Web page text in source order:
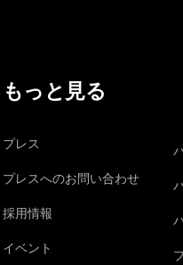
もっと見る
プレス
プレスへのお問い合わせ
採用情報
イベント